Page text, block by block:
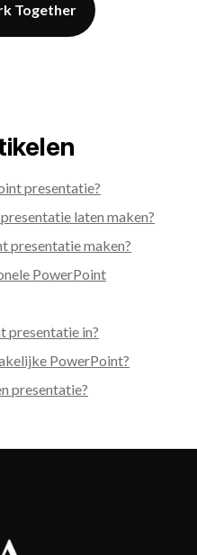
Together
presentatie?
laten maken?
presentatie maken?
PowerPoint
presentatie in?
PowerPoint?
presentatie?